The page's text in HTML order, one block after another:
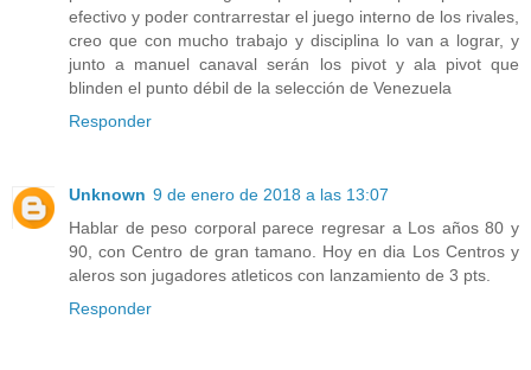
efectivo y poder contrarrestar el juego interno de los rivales,
creo que con mucho trabajo y disciplina lo van a lograr, y
junto a manuel canaval serán los pivot y ala pivot que
blinden el punto débil de la selección de Venezuela
Responder
Unknown 9 de enero de 2018 a las 13:07
Hablar de peso corporal parece regresar a Los años 80 y
90, con Centro de gran tamano. Hoy en dia Los Centros y
aleros son jugadores atleticos con lanzamiento de 3 pts.
Responder